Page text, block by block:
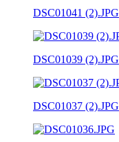
DSC01041 (2).JPG
DSC01039 (2).JPG
DSC01037 (2).JPG